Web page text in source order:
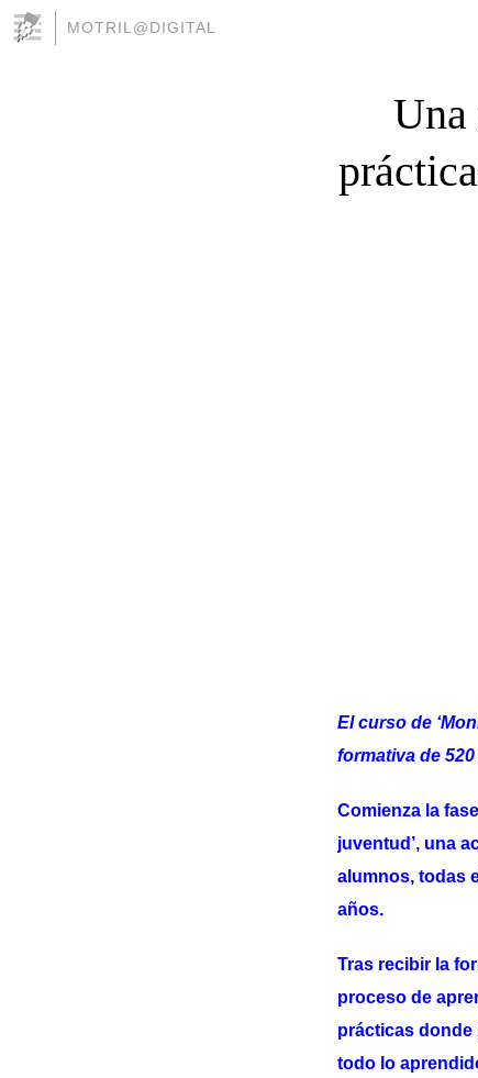
MOTRIL@DIGITAL
Una
El curso de
formativa de
Comienza la
juventud’, una
alumnos, todas
años.
Tras recibir la
proceso de
prácticas donde
todo lo